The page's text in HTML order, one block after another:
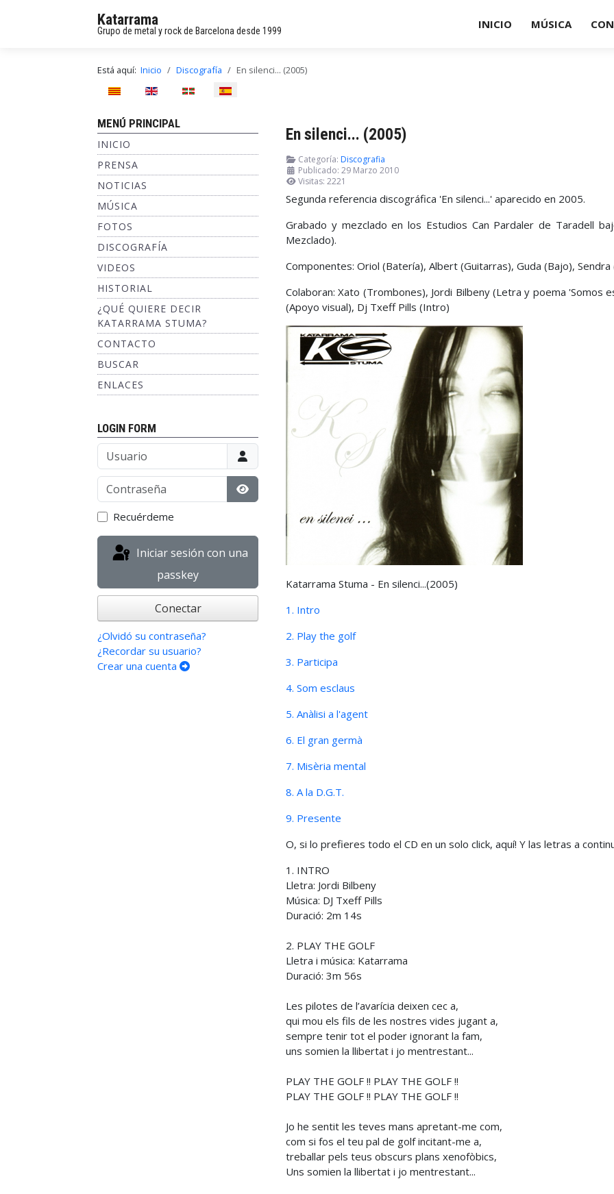
Katarrama
Grupo de metal y rock de Barcelona desde 1999 INICIO MÚSICA
Está aquí: Inicio Discografía En silenci... (2005)
Seleccione su idioma
MENÚ PRINCIPAL
INICIO
PRENSA
NOTICIAS
MÚSICA
FOTOS
DISCOGRAFÍA
VIDEOS
HISTORIAL
¿QUÉ QUIERE DECIR
KATARRAMA STUMA?
CONTACTO
BUSCAR
ENLACES
LOGIN FORM
Usuario
Contraseña
Mostrar contraseña
Recuérdeme
passkey
Conectar
¿Olvidó su contraseña?
¿Recordar su usuario?
Crear una cuenta
En silenci... (2005)
Categoría: Discografia
Publicado: 29 Marzo 2010
Visitas: 2221
Segunda referencia discográfica 'En silenci...' aparecido en 2005.
Grabado y mezclado en los Estudios Can Pardaler de Taradell
Mezclado).
Componentes: Oriol (Batería), Albert (Guitarras), Guda (Bajo), Sendra
Colaboran: Xato (Trombones), Jordi Bilbeny (Letra y poema 'Somos
(Apoyo visual), Dj Txeff Pills (Intro)
Katarrama Stuma - En silenci...(2005)
1. Intro
2. Play the golf
3. Participa
4. Som esclaus
5. Anàlisi a l'agent
6. El gran germà
7. Misèria mental
8. A la D.G.T.
9. Presente
O, si lo prefieres todo el CD en un solo click, aquí! Y las letras a
1. INTRO
Lletra: Jordi Bilbeny
Música: DJ Txeff Pills
Duració: 2m 14s
2. PLAY THE GOLF
Lletra i música: Katarrama
Duració: 3m 56s
Les pilotes de l’avarícia deixen cec a,
qui mou els fils de les nostres vides jugant a,
sempre tenir tot el poder ignorant la fam,
uns somien la llibertat i jo mentrestant...
PLAY THE GOLF !! PLAY THE GOLF !!
PLAY THE GOLF !! PLAY THE GOLF !!
Jo he sentit les teves mans apretant-me com,
com si fos el teu pal de golf incitant-me a,
treballar pels teus obscurs plans xenofòbics,
Uns somien la llibertat i jo mentrestant...